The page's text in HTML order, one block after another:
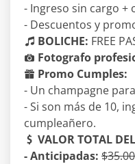
- Ingreso sin cargo +
- Descuentos y
BOLICHE: FREE
Fotografo
Promo Cumples:
- Un champagne
- Si son más de 10,
cumpleañero.
VALOR TOTAL
- Anticipadas: